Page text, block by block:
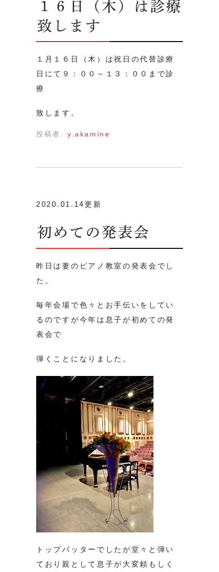
１６日（木）は診療
致します
１月１６日（木）は祝日の代替診療
日にて９：００～１３：００まで診
療
致します。
投稿者: y.akamine
2020.01.14更新
初めての発表会
昨日は妻のピアノ教室の発表会でし
た。
毎年会場で色々とお手伝いをしてい
るのですが今年は息子が初めての発
表会で
弾くことになりました。
トップバッターでしたが堂々と弾い
ており親として息子が大変頼もしく